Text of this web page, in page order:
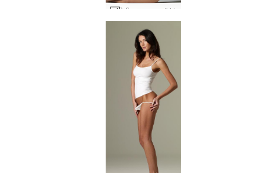
टेटी कामुक जुराब #41